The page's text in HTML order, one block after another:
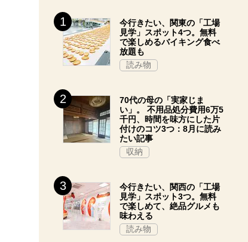
今行きたい、関東の「工場
見学」スポット4つ。無料
で楽しめるバイキング食べ
放題も
読み物
70代の母の「実家じま
い」。 不用品処分費用6万5
千円、時間を味方にした片
付けのコツ3つ：8月に読み
たい記事
収納
今行きたい、関西の「工場
見学」スポット3つ。無料
で楽しめて、絶品グルメも
味わえる
読み物